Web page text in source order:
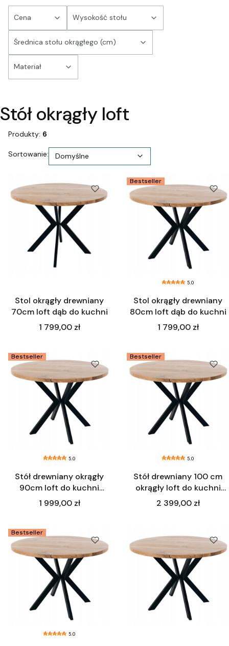
Cena Wysokość stołu
Średnica stołu okrągłego (cm)
Materiał
Stół okrągły loft
Produkty: 6
Lista produktów
Sortowanie: Domyślne
Domyślne
Stol okrągły drewniany
70cm loft dąb do kuchni
Cena
1 799,00 zł
Bestseller
5.0
Stol okrągły drewniany
80cm loft dąb do kuchni
Cena
1 799,00 zł
Bestseller
5.0
Stół drewniany okrągły
90cm loft do kuchni
czarny
Cena
1 999,00 zł
Bestseller
5.0
Stół drewniany 100 cm
okrągły loft do kuchni
czarny
Cena
2 399,00 zł
Bestseller
5.0